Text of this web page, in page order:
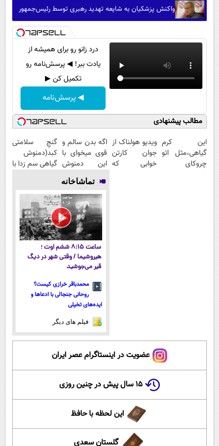
واکنش پزشکیان به شایعه تهدید رهبری توسط رئیس‌جمهور
درد زانو رو برای همیشه از
یادت ببر! ◀ پرسش‌نامه رو
تکمیل کن ▶
◀ پرسش‌نامه
مطالب پیشنهادی
این کرم
گیاهی،مثل اتو
چروکای
ویدیو هولناک از
جوان کارتن
خوابی که
اگه بدن سالم و
قوی میخوای با
این دمنوش
گیاهی کبدت رو
پاکسازی کن
گنجِ سلامتی
کبد(دمنوش
گیاهی سم زدا با
تماشاخانه
ساعت ۸:۱۵ ششم اوت ؛
هیروشیما / وقتی شهر در دیگ
قیر می‌جوشید
محمدباقر خرازی کیست؟
روحانی جنجالی با ادعاها و
ایده‌های تخیلی
فیلم های دیگر
عضویت در اینستاگرام عصر ایران
۱۵ سال پیش در چنین روزی
این لحظه با حافظ
گلستان سعدی